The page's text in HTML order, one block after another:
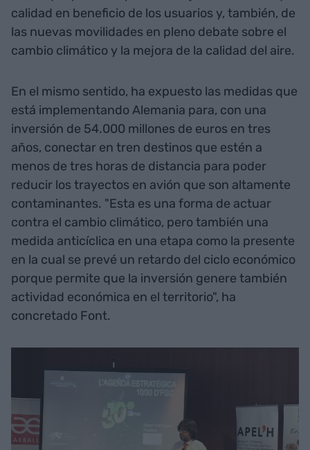
calidad en beneficio de los usuarios y, también, de
las nuevas movilidades en pleno debate sobre el
cambio climático y la mejora de la calidad del aire.
En el mismo sentido, ha expuesto las medidas que
está implementando Alemania para, con una
inversión de 54.000 millones de euros en tres
años, conectar en tren destinos que estén a
menos de tres horas de distancia para poder
reducir los trayectos en avión que son altamente
contaminantes. "Esta es una forma de actuar
contra el cambio climático, pero también una
medida anticíclica en una etapa como la presente
en la cual se prevé un retardo del ciclo económico
porque permite que la inversión genere también
actividad económica en el territorio", ha
concretado Font.